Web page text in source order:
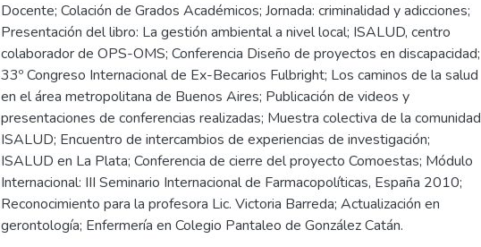
Docente; Colación de Grados Académicos; Jornada: criminalidad y adicciones;
Presentación del libro: La gestión ambiental a nivel local; ISALUD, centro
colaborador de OPS-OMS; Conferencia Diseño de proyectos en discapacidad;
33º Congreso Internacional de Ex-Becarios Fulbright; Los caminos de la salud
en el área metropolitana de Buenos Aires; Publicación de videos y
presentaciones de conferencias realizadas; Muestra colectiva de la comunidad
ISALUD; Encuentro de intercambios de experiencias de investigación;
ISALUD en La Plata; Conferencia de cierre del proyecto Comoestas; Módulo
Internacional: III Seminario Internacional de Farmacopolíticas, España 2010;
Reconocimiento para la profesora Lic. Victoria Barreda; Actualización en
gerontología; Enfermería en Colegio Pantaleo de González Catán.